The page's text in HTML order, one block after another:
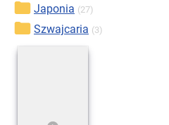
Japonia (27)
Szwajcaria (3)